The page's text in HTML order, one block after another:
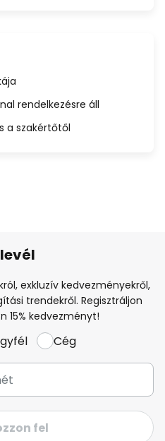
rendelkezésre áll
a szakértőtől
exkluzív kedvezményekről,
trendekről. Regisztráljon
15% kedvezményt!
Cég
fel